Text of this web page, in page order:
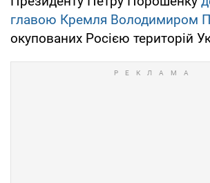
главою Кремля Володимиром
окупованих Росією територій